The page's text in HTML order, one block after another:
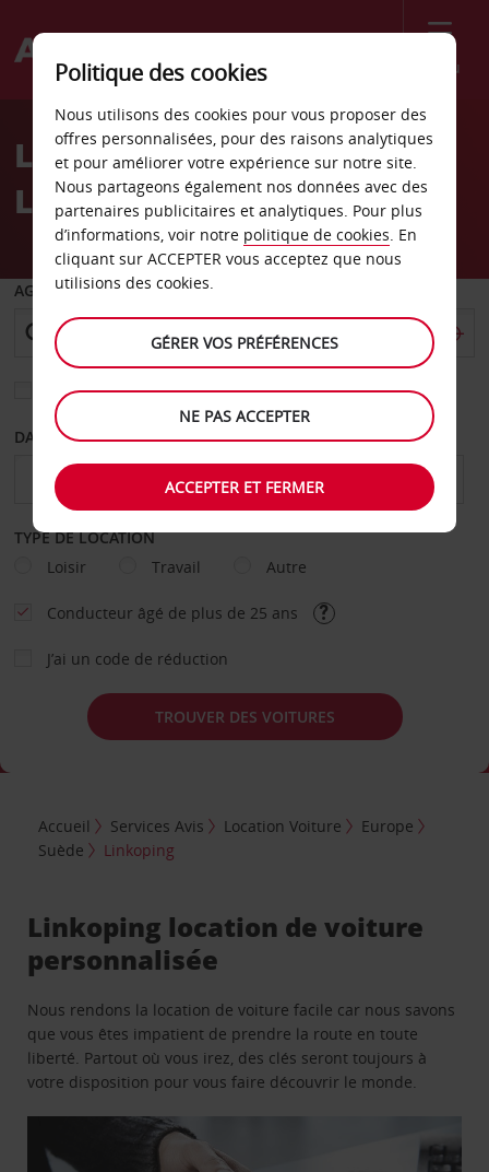
Menu
Welcome
AvisLocation de voiture
Linkoping
AGENCE DE DÉPART
Sélectionnez une autre agence de retour
DATE DE DÉPART DATE DE RETOUR
TYPE DE LOCATION
Loisir
Travail Autre
Conducteur âgé de plus de 25 ans
J’ai un code de réduction
TROUVER DES VOITURES
Accueil Services Avis Location Voiture
Europe
Suède
Linkoping
Linkoping location de voiture
personnalisée
Nous rendons la location de voiture facile car nous savons
que vous êtes impatient de prendre la route en toute
liberté. Partout où vous irez, des clés seront toujours à
votre disposition pour vous faire découvrir le monde.
Politique des cookies
Nous utilisons des cookies pour vous proposer des
offres personnalisées, pour des raisons analytiques
et pour améliorer votre expérience sur notre site.
Nous partageons également nos données avec des
partenaires publicitaires et analytiques. Pour plus
d’informations, voir notre politique de cookies. En
cliquant sur ACCEPTER vous acceptez que nous
utilisions des cookies.
GÉRER VOS PRÉFÉRENCES
NE PAS ACCEPTER
ACCEPTER ET FERMER